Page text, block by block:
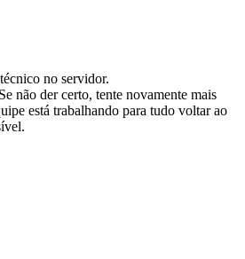
no servidor.
não der certo, tente novamente mais
está trabalhando para tudo voltar ao